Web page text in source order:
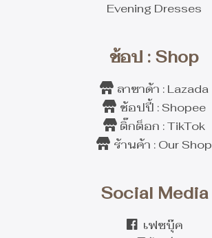
Evening Dresses
ช้อป : Shop
ลาซาด้า : Lazada
ช้อปปี้ : Shopee
ติ๊กต็อก : TikTok
ร้านค้า : Our Shop
Social Media
เฟซบุ๊ค